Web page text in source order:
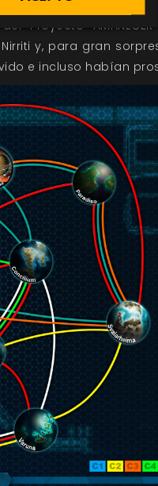
y, para gran
e incluso habían